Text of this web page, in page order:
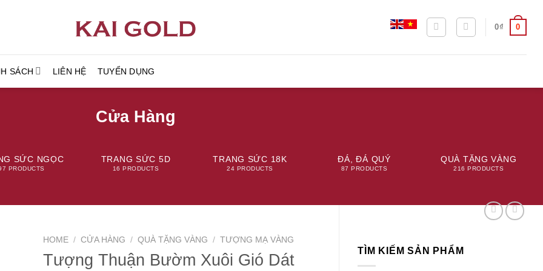
0₫ 0
SÁCH LIÊN HỆ TUYỂN DỤNG
Cửa Hàng
SỨC NGỌC
PRODUCTS
TRANG SỨC 5D
16 PRODUCTS
TRANG SỨC 18K
24 PRODUCTS
ĐÁ, ĐÁ QUÝ
87 PRODUCTS
QUÀ TẶNG VÀNG
216 PRODUCTS
TÌM KIẾM SẢN PHẨM
HOME / CỬA HÀNG / QUÀ TẶNG VÀNG / TƯỢNG MẠ VÀNG
Tượng Thuận Bườm Xuôi Gió Dát